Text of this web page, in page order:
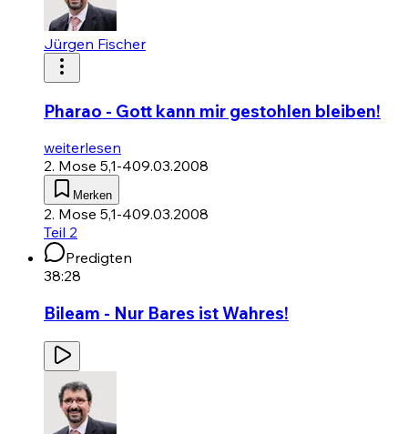
Jürgen Fischer
Pharao - Gott kann mir gestohlen bleiben!
weiterlesen
2. Mose 5,1-409.03.2008
Merken
2. Mose 5,1-409.03.2008
Teil 2
Predigten
38:28
Bileam - Nur Bares ist Wahres!